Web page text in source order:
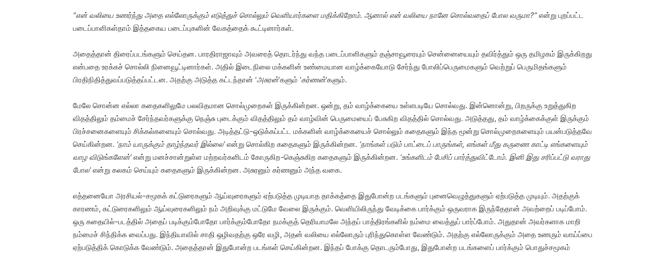
“என் வலியை உணர்ந்து அதை எல்லோருக்கும் எடுத்துச் சொல்லும் வெளியார்களை மதிக்கிறோம். ஆனால் என் வலியை நானே சொல்வதைப் போல வருமா?” என்று புறப்பட்ட
படைப்பாளிகள்தாம் இத்தகைய படைப்புகளின் வேகத்தைக் கூட்டினார்கள்.
அதைத்தான் திரைப்படங்களும் செய்தன. பாரதிராஜாவும் அவரைத் தொடர்ந்து வந்த படைப்பாளிகளும் தஞ்சாவூரையும் சென்னையையும் தவிர்த்தும் ஒரு தமிழகம் இருக்கிறது
என்பதை உரக்கச் சொல்லி நினைவூட்டினார்கள். அதில் இடைநிலை மக்களின் உண்மையான வாழ்க்கையோடு சேர்ந்து போலிப்பெருமைகளும் வெற்றுப் பெருமிதங்களும்
பிரதிநிதித்துவப்படுத்தப்பட்டன. அதற்கு அடுத்த கட்டந்தான் ‘அசுரன்’களும் ‘கர்ணன்’களும்.
மேலே சொன்ன எல்லா கதைகளிலுமே பலவிதமான சொல்முறைகள் இருக்கின்றன. ஒன்று, தம் வாழ்க்கையை உள்ளபடியே சொல்வது. இன்னொன்று, பிறருக்கு உறுத்துகிற
விதத்திலும் தம்மைச் சேர்ந்தவர்களுக்கு நெஞ்சு புடைக்கும் விதத்திலும் தம் வாழ்வின் பெருமையைப் பேசுகிற விதத்தில் சொல்வது. அடுத்தது, தம் வாழ்க்கைக்குள் இருக்கும்
பிரச்சனைகளையும் சிக்கல்களையும் சொல்வது. அடித்தட்டு-ஒடுக்கப்பட்ட மக்களின் வாழ்க்கையைச் சொல்லும் கதைகளும் இந்த மூன்று சொல்முறைகளையும் பயன்படுத்தவே
செய்கின்றன. ‘நாம் யாருக்கும் தாழ்ந்தவர் இல்லை’என்று சொல்கிற கதைகளும் இருக்கின்றன. ‘நாங்கள் படும் பாட்டைப் பாருங்கள், எங்கள் மீது கருணை காட்டி எங்களையும்
வாழ விடுங்களேன்’என்று மனச்சான்றுள்ள மற்றவர்களிடம் கோருகிற-கெஞ்சுகிற கதைகளும் இருக்கின்றன. ‘உங்களிடம் பேசிப் பார்த்துவிட்டோம். இனி இது சரிப்பட்டு வராது
போல’என்று கலகம் செய்யும் கதைகளும் இருக்கின்றன. அசுரனும் கர்ணனும் அந்த வகை.
எத்தனையோ அரசியல்-சமூகக் கட்டுரைகளும் ஆய்வுரைகளும் ஏற்படுத்த முடியாத தாக்கத்தை இதுபோன்ற படங்களும் புனைவெழுத்துகளும் ஏற்படுத்த முடியும். அதற்குக்
காரணம், கட்டுரைகளிலும் ஆய்வுரைகளிலும் நம் அறிவுக்கு மட்டுமே வேலை இருக்கும். வெளியிலிருந்து வேடிக்கை பார்க்கும் ஒருவராக இருந்தேதான் அவற்றைப் படிப்போம்.
ஒரு கதையில்-படத்தில் அதைப் படிக்கும்போதோ பார்க்கும்போதோ நமக்குத் தெரியாமலே அந்தப் பாத்திரங்களில் நம்மை வைத்துப் பார்ப்போம். அதுதான் அவர்களாக மாறி
நம்மைச் சிந்திக்க வைப்பது. இந்தியாவில் சாதி ஒழிவதற்கு ஒரே வழி, அதன் வலியை எல்லோரும் புரிந்துகொள்ள வேண்டும். அதற்கு எல்லோருக்கும் அதை உணரும் வாய்ப்பை
ஏற்படுத்திக் கொடுக்க வேண்டும். அதைத்தான் இதுபோன்ற படங்கள் செய்கின்றன. இந்தப் போக்கு தொடரும்போது, இதுபோன்ற படங்களைப் பார்க்கும் பொதுச்சமூகம்